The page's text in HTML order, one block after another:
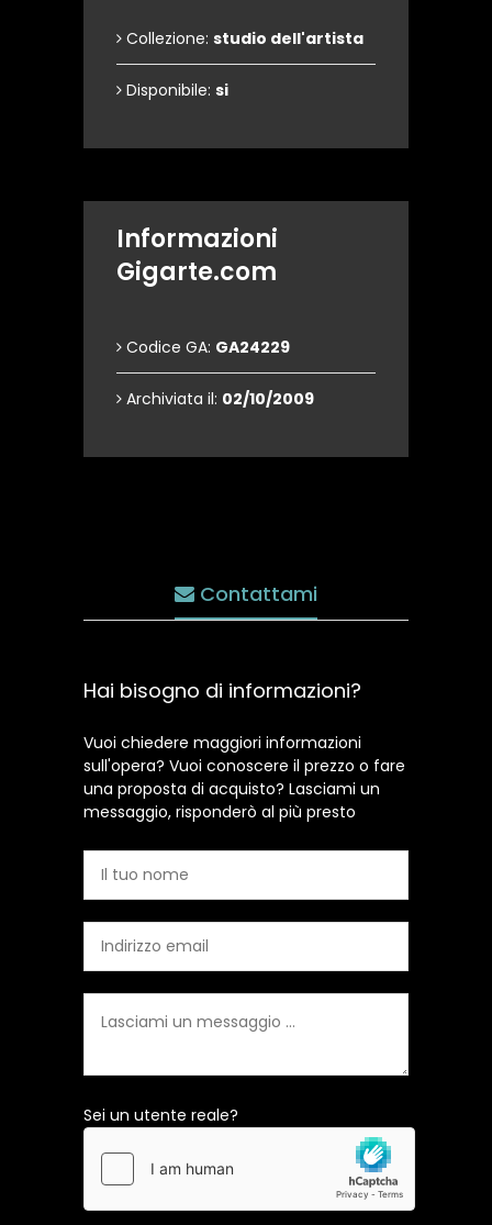
Collezione: studio dell'artista
Disponibile: si
Informazioni
Gigarte.com
Codice GA: GA24229
Archiviata il: 02/10/2009
Contattami
Hai bisogno di informazioni?
Vuoi chiedere maggiori informazioni
sull'opera? Vuoi conoscere il prezzo o fare
una proposta di acquisto? Lasciami un
messaggio, risponderò al più presto
Sei un utente reale?